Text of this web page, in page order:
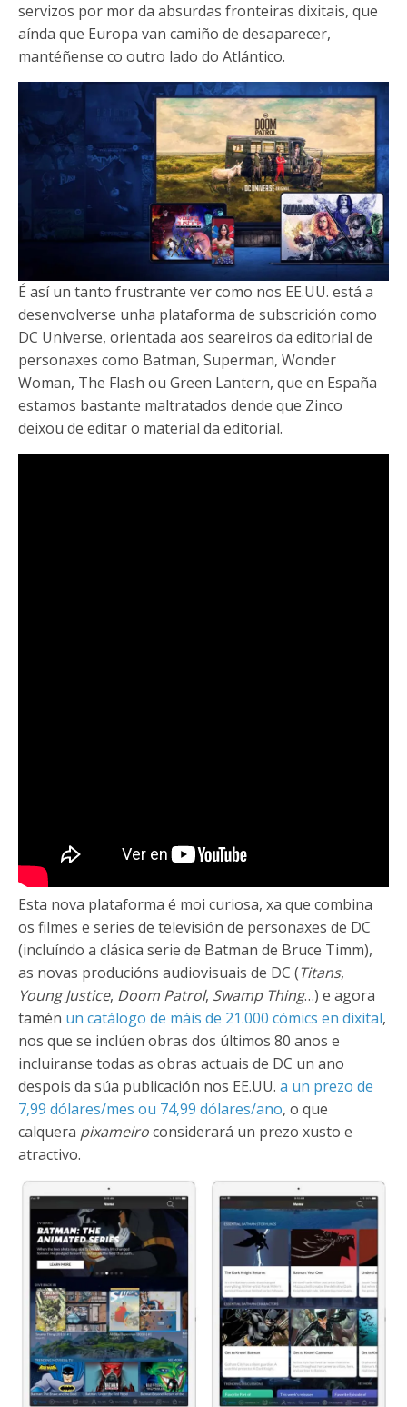
servizos por mor da absurdas fronteiras dixitais, que
aínda que Europa van camiño de desaparecer,
mantéñense co outro lado do Atlántico.
É así un tanto frustrante ver como nos EE.UU. está a
desenvolverse unha plataforma de subscrición como
DC Universe, orientada aos seareiros da editorial de
personaxes como Batman, Superman, Wonder
Woman, The Flash ou Green Lantern, que en España
estamos bastante maltratados dende que Zinco
deixou de editar o material da editorial.
Esta nova plataforma é moi curiosa, xa que combina
os filmes e series de televisión de personaxes de DC
(incluíndo a clásica serie de Batman de Bruce Timm),
as novas producións audiovisuais de DC (Titans,
Young Justice, Doom Patrol, Swamp Thing…) e agora
tamén un catálogo de máis de 21.000 cómics en dixital,
nos que se inclúen obras dos últimos 80 anos e
incluiranse todas as obras actuais de DC un ano
despois da súa publicación nos EE.UU. a un prezo de
7,99 dólares/mes ou 74,99 dólares/ano, o que
calquera pixameiroconsiderará un prezo xusto e
atractivo.